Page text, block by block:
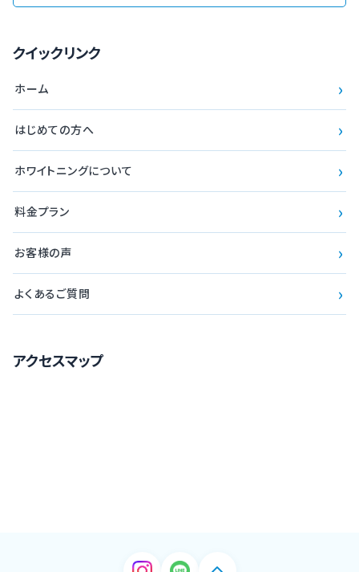
クイックリンク
ホーム ›
はじめての方へ ›
ホワイトニングについて ›
料金プラン ›
お客様の声 ›
よくあるご質問 ›
アクセスマップ